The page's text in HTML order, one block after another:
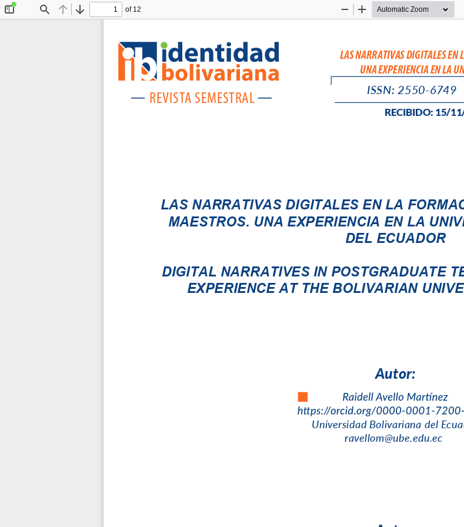
Find Previous
Next
of 12
Zoom
Zoom
REVISTA SEMESTRAL ISSN: 2550-6749
RECIBIDO: 15/
LAS NARRATIVAS DIGITALES EN
UNA EXPERIENCIA EN LA
Autor:
Universidad Bolivariana del
ravellom@ube.edu .ec
LAS NARRATIVAS DIGITALES EN LA
MAESTROS. UNA EXPERIENCIA EN LA
DEL ECUADOR
DIGITAL NARRATIVES IN POSTGRADUATE
EXPERIENCE AT THE BOLIVARIAN